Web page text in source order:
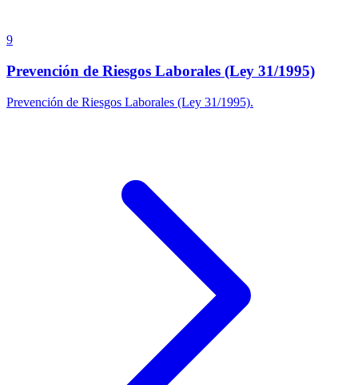
9
Prevención de Riesgos Laborales (Ley 31/1995)
Prevención de Riesgos Laborales (Ley 31/1995).